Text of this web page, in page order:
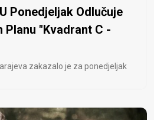
Ponedjeljak Odlučuje
Planu "Kvadrant C -
zakazalo je za ponedjeljak